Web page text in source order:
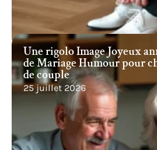
Une rigolo Image Joyeux
de Mariage Humour pour
de couple
25 juillet 2026